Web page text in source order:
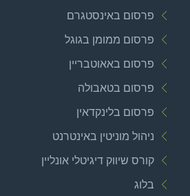
פרסום באינסטגרם
פרסום ממומן בגוגל
פרסום באאוטבריין
פרסום בטאבולה
פרסום בלינקדאין
ניהול מוניטין באינטרנט
קורס שיווק דיגיטלי אונליין
בלוג